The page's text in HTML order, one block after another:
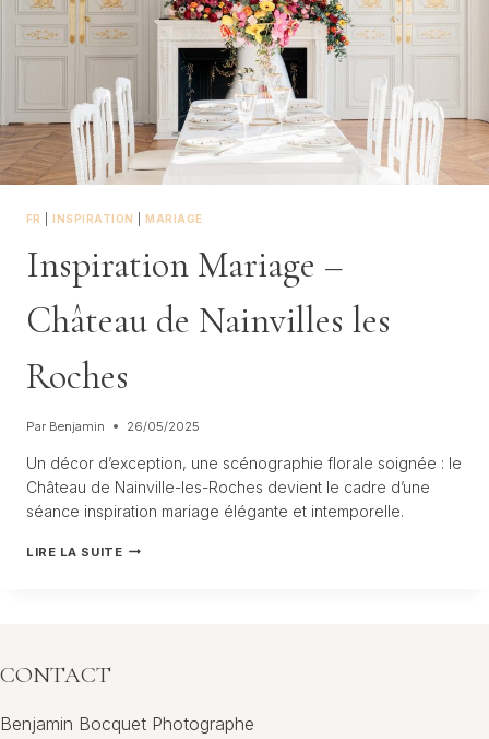
FR INSPIRATION MARIAGE
Inspiration Mariage –
Château de Nainvilles les
Roches
Par Benjamin 26/05/2025
Un décor d’exception, une scénographie florale soignée : le
Château de Nainville-les-Roches devient le cadre d’une
séance inspiration mariage élégante et intemporelle.
LIRE LA SUITEINSPIRATION
CONTACT
Benjamin Bocquet Photographe